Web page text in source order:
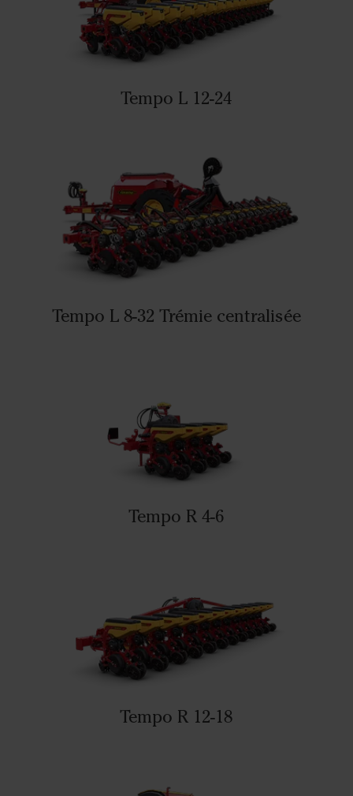
Tempo L 12-24
Tempo L 8-32 Trémie centralisée
Tempo R 4-6
Tempo R 12-18